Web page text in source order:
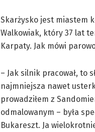
Skarżysko jest miastem
Walkowiak, który 37 lat
Karpaty. Jak mówi
– Jak silnik pracował, to
najmniejsza nawet
prowadziłem z
odmalowanym – była
Bukareszt. Ja